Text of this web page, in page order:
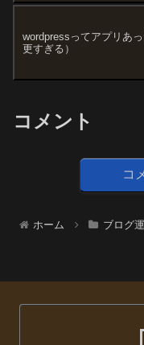
wordpressってアプリあ
更すぎる）
コメント
コ
ホーム ブログ